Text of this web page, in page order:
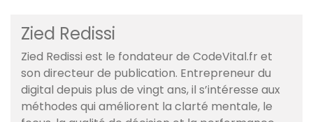
Zied Redissi
Zied Redissi est le fondateur de CodeVital.fr et
son directeur de publication. Entrepreneur du
digital depuis plus de vingt ans, il s’intéresse aux
méthodes qui améliorent la clarté mentale, le